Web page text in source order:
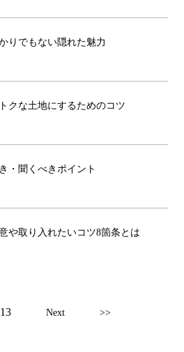
りでもない隠れた魅力
クな土地にするためのコツ
・聞くべきポイント
や取り入れたいコツ8箇条とは
13 Next >>